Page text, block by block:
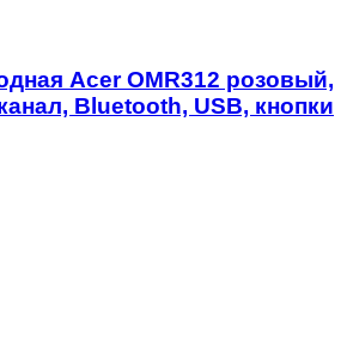
Acer OMR312 розовый,
Bluetooth, USB, кнопки